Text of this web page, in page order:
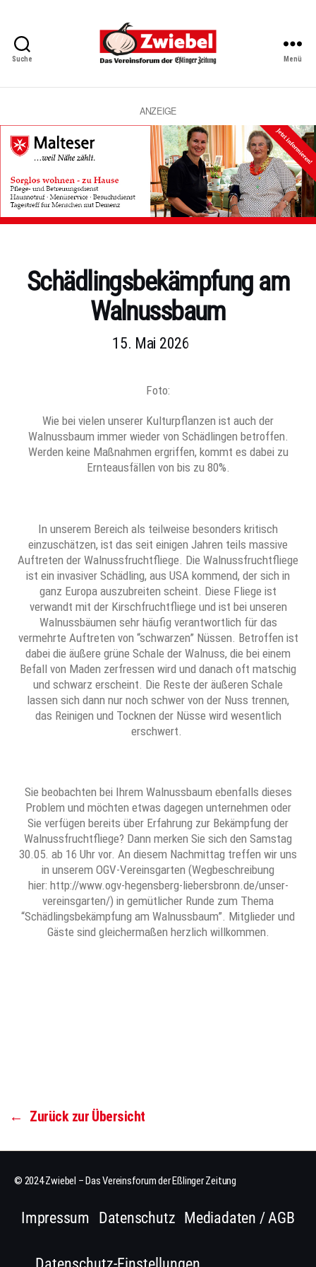
Suche
Vereinsforum
Eßlinger
Zeitung
Menü
ANZEIGE
Kategorien
Schädlingsbekämpfung am
Walnussbaum
15. Mai 2026
Foto:
Wie bei vielen unserer Kulturpflanzen ist auch der
Walnussbaum immer wieder von Schädlingen betroffen.
Werden keine Maßnahmen ergriffen, kommt es dabei zu
Ernteausfällen von bis zu 80%.
In unserem Bereich als teilweise besonders kritisch
einzuschätzen, ist das seit einigen Jahren teils massive
Auftreten der Walnussfruchtfliege. Die Walnussfruchtfliege
ist ein invasiver Schädling, aus USA kommend, der sich in
ganz Europa auszubreiten scheint. Diese Fliege ist
verwandt mit der Kirschfruchtfliege und ist bei unseren
Walnussbäumen sehr häufig verantwortlich für das
vermehrte Auftreten von “schwarzen” Nüssen. Betroffen ist
dabei die äußere grüne Schale der Walnuss, die bei einem
Befall von Maden zerfressen wird und danach oft matschig
und schwarz erscheint. Die Reste der äußeren Schale
lassen sich dann nur noch schwer von der Nuss trennen,
das Reinigen und Tocknen der Nüsse wird wesentlich
erschwert.
Sie beobachten bei Ihrem Walnussbaum ebenfalls dieses
Problem und möchten etwas dagegen unternehmen oder
Sie verfügen bereits über Erfahrung zur Bekämpfung der
Walnussfruchtfliege? Dann merken Sie sich den Samstag
30.05. ab 16 Uhr vor. An diesem Nachmittag treffen wir uns
in unserem OGV-Vereinsgarten (Wegbeschreibung
hier: http://www.ogv-hegensberg-liebersbronn.de/unser-
vereinsgarten/) in gemütlicher Runde zum Thema
“Schädlingsbekämpfung am Walnussbaum”. Mitglieder und
Gäste sind gleichermaßen herzlich willkommen.
← Zurück zur Übersicht
© 2024 Zwiebel – Das Vereinsforum der Eßlinger Zeitung
Impressum Datenschutz Mediadaten / AGB